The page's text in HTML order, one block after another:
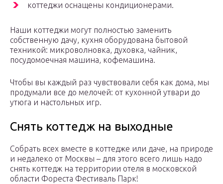
коттеджи оснащены кондиционерами.
Наши коттеджи могут полностью заменить
собственную дачу, кухня оборудована бытовой
техникой: микроволновка, духовка, чайник,
посудомоечная машина, кофемашина.
Чтобы вы каждый раз чувствовали себя как дома, мы
продумали все до мелочей: от кухонной утвари до
утюга и настольных игр.
Снять коттедж на выходные
Собрать всех вместе в коттедже или даче, на природе
и недалеко от Москвы – для этого всего лишь надо
снять коттедж на территории отеля в московской
области Фореста Фестиваль Парк!